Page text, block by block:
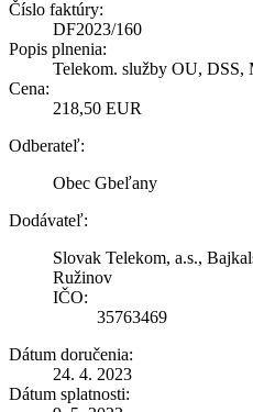
Číslo faktúry:
DF2023/160
Popis plnenia:
Telekom. služby OU, DSS,
Cena:
218,50 EUR
Odberateľ:
Obec Gbeľany
Dodávateľ:
Slovak Telekom, a.s.,
Ružinov
IČO:
35763469
Dátum doručenia:
24. 4. 2023
Dátum splatnosti: